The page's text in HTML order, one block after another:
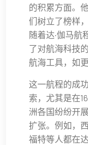
的积累方面。
们树立了榜样
随着达·伽马航
了对航海科技
航海工具，如
这一航程的成
索，尤其是在
洲各国纷纷开
扩张。例如，
福特等人都在